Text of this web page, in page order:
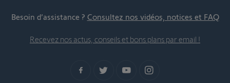
Besoin d’assistance ? Consultez nos vidéos, notices et FAQ
Recevez nos actus, conseils et bons plans par email !